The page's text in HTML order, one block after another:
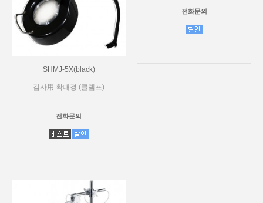
SHMJ-5X(black)
검사用 확대경 (클램프)
전화문의
전화문의